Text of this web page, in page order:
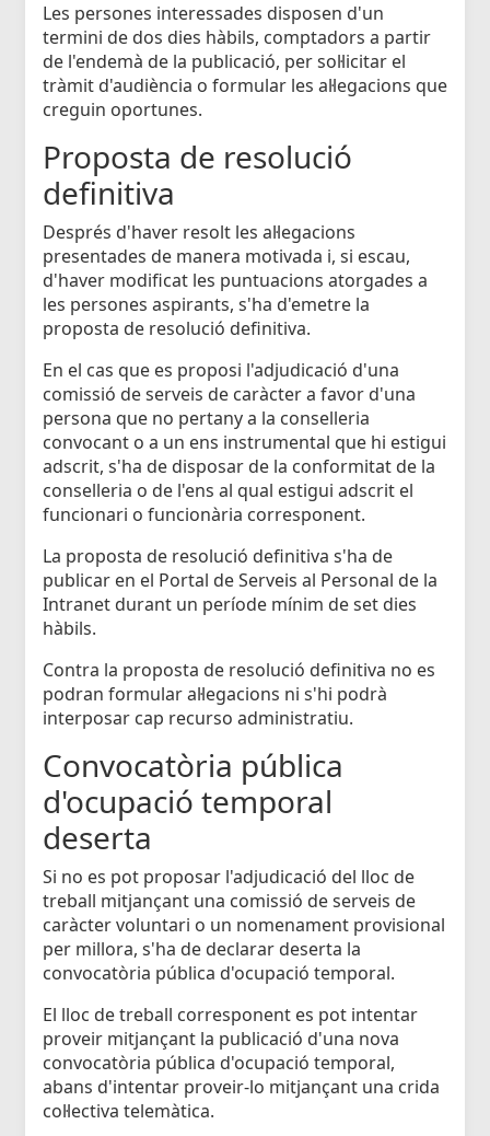
Les persones interessades disposen d'un
termini de dos dies hàbils, comptadors a partir
de l'endemà de la publicació, per sol·licitar el
tràmit d'audiència o formular les al·legacions que
creguin oportunes.
Proposta de resolució
definitiva
Després d'haver resolt les al·legacions
presentades de manera motivada i, si escau,
d'haver modificat les puntuacions atorgades a
les persones aspirants, s'ha d'emetre la
proposta de resolució definitiva.
En el cas que es proposi l'adjudicació d'una
comissió de serveis de caràcter a favor d'una
persona que no pertany a la conselleria
convocant o a un ens instrumental que hi estigui
adscrit, s'ha de disposar de la conformitat de la
conselleria o de l'ens al qual estigui adscrit el
funcionari o funcionària corresponent.
La proposta de resolució definitiva s'ha de
publicar en el Portal de Serveis al Personal de la
Intranet durant un període mínim de set dies
hàbils.
Contra la proposta de resolució definitiva no es
podran formular al·legacions ni s'hi podrà
interposar cap recurso administratiu.
Convocatòria pública
d'ocupació temporal
deserta
Si no es pot proposar l'adjudicació del lloc de
treball mitjançant una comissió de serveis de
caràcter voluntari o un nomenament provisional
per millora, s'ha de declarar deserta la
convocatòria pública d'ocupació temporal.
El lloc de treball corresponent es pot intentar
proveir mitjançant la publicació d'una nova
convocatòria pública d'ocupació temporal,
abans d'intentar proveir-lo mitjançant una crida
col·lectiva telemàtica.